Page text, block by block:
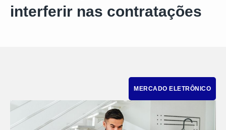
interferir nas contratações
MERCADO ELETRÔNICO